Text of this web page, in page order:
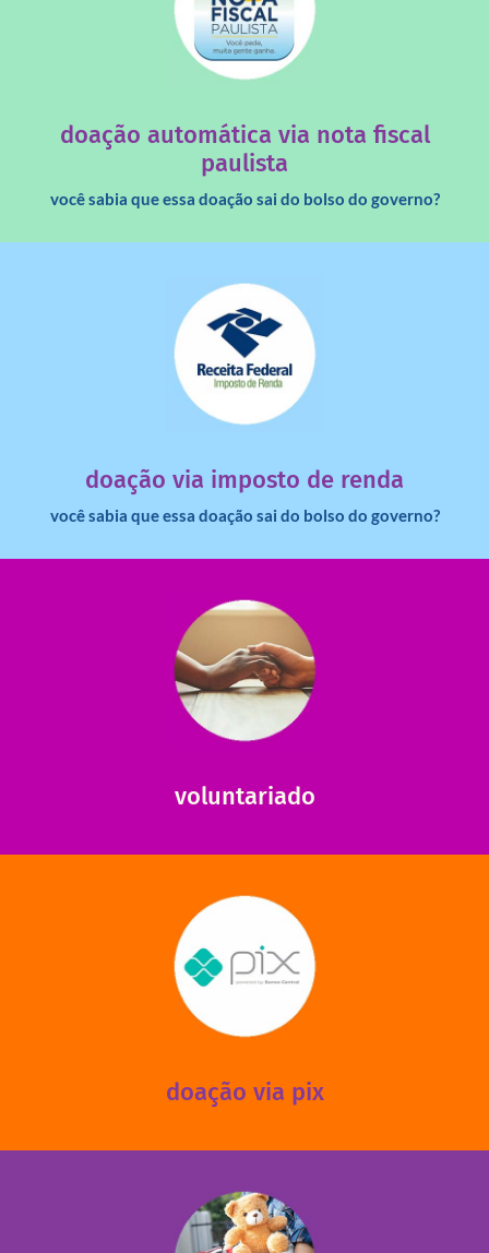
doação automática via nota fiscal
paulista
você sabia que essa doação sai do bolso do governo?
saiba mais
doação via imposto de renda
você sabia que essa doação sai do bolso do governo?
imposto de renda para uma instituição e que esse
dinheiro deixa de ir para o governo?
saiba mais
voluntariado
ajudar com certos assuntos. Entre em contato conosco e
saiba como nos ajudar.
saiba mais
doação via pix
via PIX? Elas também são muito importantes para
mantermos nossas unidades em funcionamento!
saiba mais
fale conosco